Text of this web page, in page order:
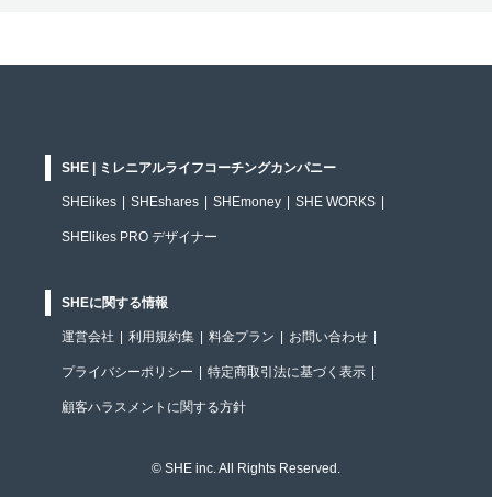
SHE | ミレニアルライフコーチングカンパニー
SHElikes | SHEshares | SHEmoney | SHE WORKS |
SHElikes PRO デザイナー
SHEに関する情報
運営会社 | 利用規約集 | 料金プラン | お問い合わせ |
プライバシーポリシー | 特定商取引法に基づく表示 |
顧客ハラスメントに関する方針
© SHE inc. All Rights Reserved.